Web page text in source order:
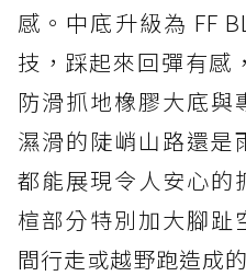
感。中底升級為 FF
技，踩起來回彈有感
防滑抓地橡膠大底與
濕滑的陡峭山路還是
都能展現令人安心的
楦部分特別加大腳趾
間行走或越野跑造成